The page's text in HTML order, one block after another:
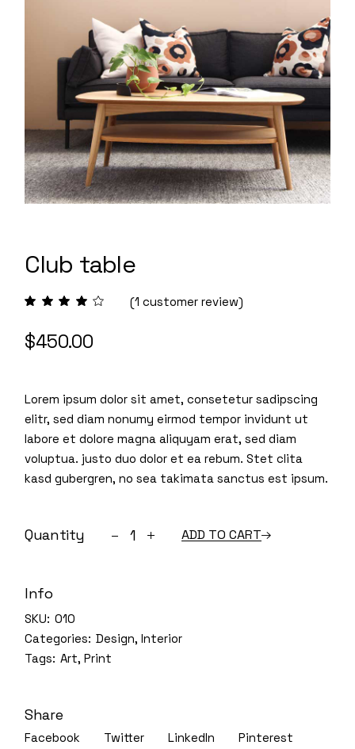
Club table
(1 customer review)
$450.00
Lorem ipsum dolor sit amet, consetetur sadipscing
elitr, sed diam nonumy eirmod tempor invidunt ut
labore et dolore magna aliquyam erat, sed diam
voluptua. justo duo dolor et ea rebum. Stet clita
kasd gubergren, no sea takimata sanctus est ipsum.
Quantity Club table quantityADD TO CART
Info
SKU: 010
Categories: Design,Interior
Tags: Art,Print
Share
Facebook Twitter LinkedIn
Pinterest